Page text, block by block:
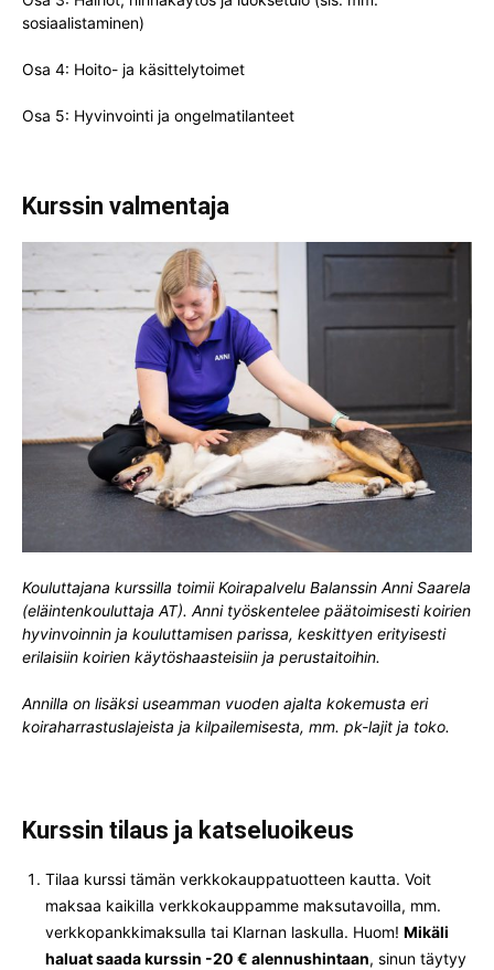
sosiaalistaminen)
Osa 4: Hoito- ja käsittelytoimet
Osa 5: Hyvinvointi ja ongelmatilanteet
Kurssin valmentaja
Kouluttajana kurssilla toimii Koirapalvelu Balanssin Anni Saarela
(eläintenkouluttaja AT). Anni työskentelee päätoimisesti koirien
hyvinvoinnin ja kouluttamisen parissa, keskittyen erityisesti
erilaisiin koirien käytöshaasteisiin ja perustaitoihin.
Annilla on lisäksi useamman vuoden ajalta kokemusta eri
koiraharrastuslajeista ja kilpailemisesta, mm. pk-lajit ja toko.
Kurssin tilaus ja katseluoikeus
Tilaa kurssi tämän verkkokauppatuotteen kautta. Voit
maksaa kaikilla verkkokauppamme maksutavoilla, mm.
verkkopankkimaksulla tai Klarnan laskulla. Huom! Mikäli
haluat saada kurssin -20 € alennushintaan, sinun täytyy